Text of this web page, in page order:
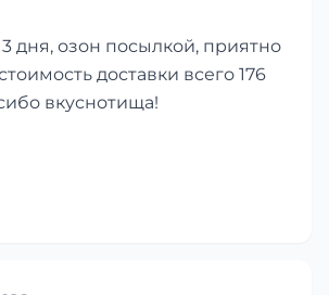
дня, озон посылкой, приятно
доставки всего 176
вкуснотища!